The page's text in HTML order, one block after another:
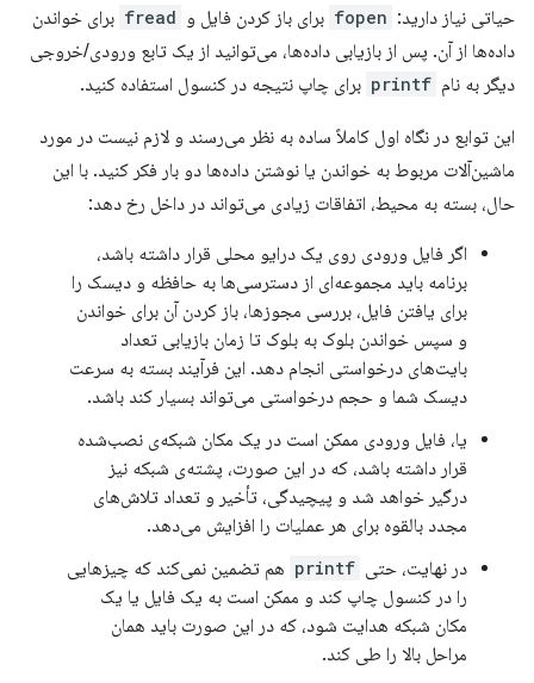
حیاتی نیاز دارید: fopen برای باز کردن فایل و fread برای خواندن
داده‌ها از آن. پس از بازیابی داده‌ها، می‌توانید از یک تابع ورودی/خروجی
دیگر به نام printf برای چاپ نتیجه در کنسول استفاده کنید.
این توابع در نگاه اول کاملاً ساده به نظر می‌رسند و لازم نیست در مورد
ماشین‌آلات مربوط به خواندن یا نوشتن داده‌ها دو بار فکر کنید. با این
حال، بسته به محیط، اتفاقات زیادی می‌تواند در داخل رخ دهد:
اگر فایل ورودی روی یک درایو محلی قرار داشته باشد،
برنامه باید مجموعه‌ای از دسترسی‌ها به حافظه و دیسک را
برای یافتن فایل، بررسی مجوزها، باز کردن آن برای خواندن
و سپس خواندن بلوک به بلوک تا زمان بازیابی تعداد
بایت‌های درخواستی انجام دهد. این فرآیند بسته به سرعت
دیسک شما و حجم درخواستی می‌تواند بسیار کند باشد.
یا، فایل ورودی ممکن است در یک مکان شبکه‌ی نصب‌شده
قرار داشته باشد، که در این صورت، پشته‌ی شبکه نیز
درگیر خواهد شد و پیچیدگی، تأخیر و تعداد تلاش‌های
مجدد بالقوه برای هر عملیات را افزایش می‌دهد.
در نهایت، حتی printf هم تضمین نمی‌کند که چیزهایی
را در کنسول چاپ کند و ممکن است به یک فایل یا یک
مکان شبکه هدایت شود، که در این صورت باید همان
مراحل بالا را طی کند.